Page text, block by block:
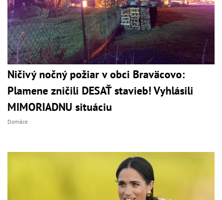
Ničivý nočný požiar v obci Braväcovo:
Plamene zničili DESAŤ stavieb! Vyhlásili
MIMORIADNU situáciu
Domáce